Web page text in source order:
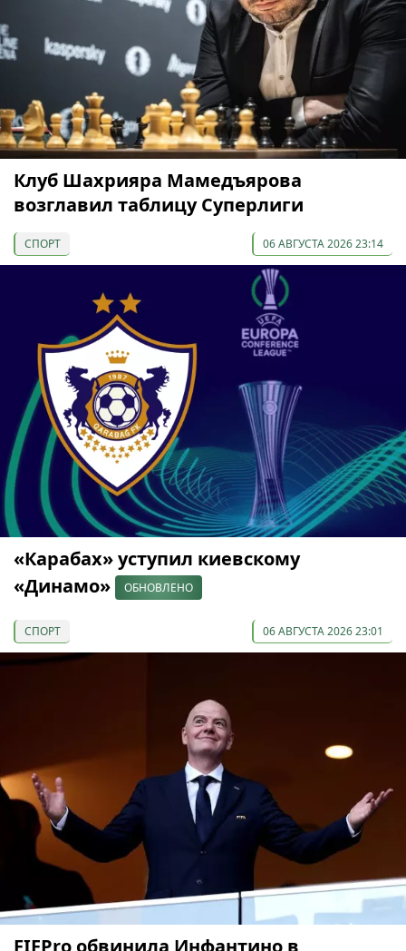
Клуб Шахрияра Мамедъярова
возглавил таблицу Суперлиги
СПОРТ 06 АВГУСТА 2026 23:14
«Карабах» уступил киевскому
«Динамо»
ОБНОВЛЕНО
СПОРТ 06 АВГУСТА 2026 23:01
FIFPro обвинила Инфантино в